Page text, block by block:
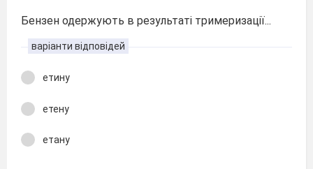
Бензен одержують в результаті тримеризації...
варіанти відповідей
етину
етену
етану